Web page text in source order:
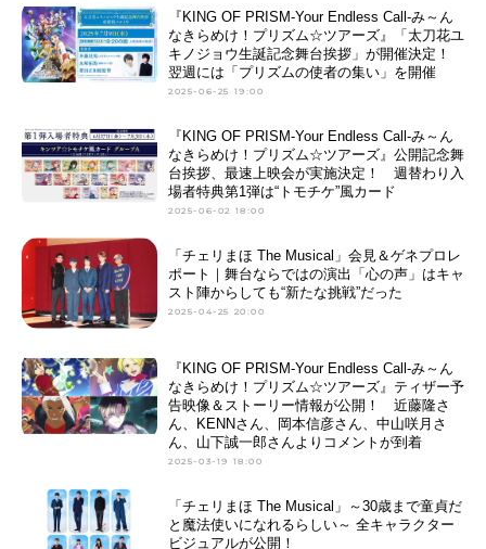
『KING OF PRISM-Your Endless Call-み～ん
なきらめけ！プリズム☆ツアーズ』「太刀花ユ
キノジョウ生誕記念舞台挨拶」が開催決定！
翌週には「プリズムの使者の集い」を開催
2025-06-25 19:00
『KING OF PRISM-Your Endless Call-み～ん
なきらめけ！プリズム☆ツアーズ』公開記念舞
台挨拶、最速上映会が実施決定！ 週替わり入
場者特典第1弾は“トモチケ”風カード
2025-06-02 18:00
「チェリまほ The Musical」会見＆ゲネプロレ
ポート｜舞台ならではの演出「心の声」はキャ
スト陣からしても“新たな挑戦”だった
2025-04-25 20:00
『KING OF PRISM-Your Endless Call-み～ん
なきらめけ！プリズム☆ツアーズ』ティザー予
告映像＆ストーリー情報が公開！ 近藤隆さ
ん、KENNさん、岡本信彦さん、中山咲月さ
ん、山下誠一郎さんよりコメントが到着
2025-03-19 18:00
「チェリまほ The Musical」～30歳まで童貞だ
と魔法使いになれるらしい～ 全キャラクター
ビジュアルが公開！